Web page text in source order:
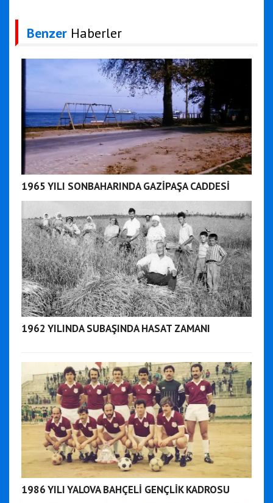
Benzer Haberler
1965 YILI SONBAHARINDA GAZİPAŞA CADDESİ
1962 YILINDA SUBAŞINDA HASAT ZAMANI
1986 YILI YALOVA BAHÇELİ GENÇLİK KADROSU